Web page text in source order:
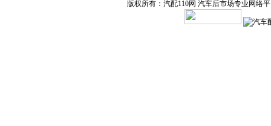
版权所有：汽配110网 汽车后市场专业网络